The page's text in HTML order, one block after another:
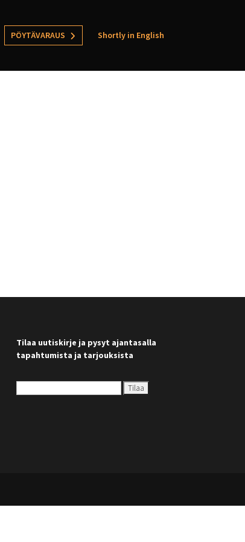
PÖYTÄVARAUS Shortly in English
Tilaa uutiskirje ja pysyt ajantasalla
tapahtumista ja tarjouksista